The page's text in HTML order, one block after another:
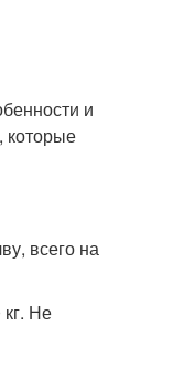
и
которые
всего на
Не